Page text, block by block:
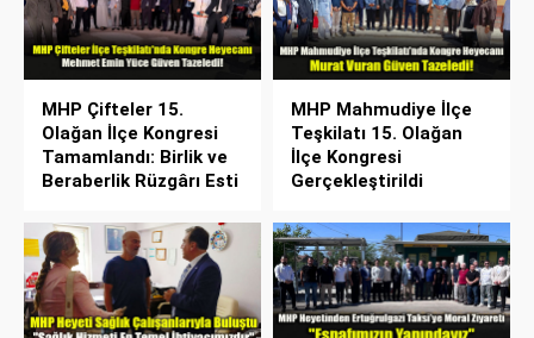
MHP Çifteler 15.
Olağan İlçe Kongresi
Tamamlandı: Birlik ve
Beraberlik Rüzgârı Esti
MHP Mahmudiye İlçe
Teşkilatı 15. Olağan
İlçe Kongresi
Gerçekleştirildi